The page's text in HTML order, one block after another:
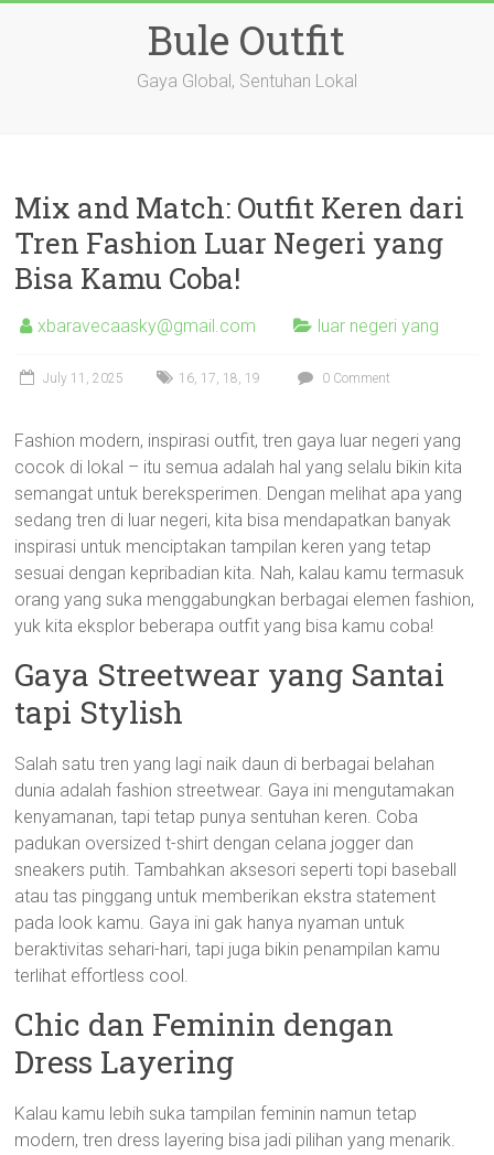
Bule Outfit
Gaya Global, Sentuhan Lokal
Mix and Match: Outfit Keren dari
Tren Fashion Luar Negeri yang
Bisa Kamu Coba!
xbaravecaasky@gmail.com luar negeri yang
July 11, 2025 16, 17, 18, 19 0 Comment
Fashion modern, inspirasi outfit, tren gaya luar negeri yang
cocok di lokal – itu semua adalah hal yang selalu bikin kita
semangat untuk bereksperimen. Dengan melihat apa yang
sedang tren di luar negeri, kita bisa mendapatkan banyak
inspirasi untuk menciptakan tampilan keren yang tetap
sesuai dengan kepribadian kita. Nah, kalau kamu termasuk
orang yang suka menggabungkan berbagai elemen fashion,
yuk kita eksplor beberapa outfit yang bisa kamu coba!
Gaya Streetwear yang Santai
tapi Stylish
Salah satu tren yang lagi naik daun di berbagai belahan
dunia adalah fashion streetwear. Gaya ini mengutamakan
kenyamanan, tapi tetap punya sentuhan keren. Coba
padukan oversized t-shirt dengan celana jogger dan
sneakers putih. Tambahkan aksesori seperti topi baseball
atau tas pinggang untuk memberikan ekstra statement
pada look kamu. Gaya ini gak hanya nyaman untuk
beraktivitas sehari-hari, tapi juga bikin penampilan kamu
terlihat effortless cool.
Chic dan Feminin dengan
Dress Layering
Kalau kamu lebih suka tampilan feminin namun tetap
modern, tren dress layering bisa jadi pilihan yang menarik.